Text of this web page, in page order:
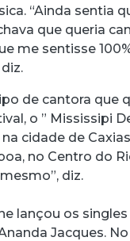
“Ainda sentia
que queria
me sentisse
de cantora que
o ” Mississipi
cidade de
no Centro do
diz.
lançou os singles
Jacques.